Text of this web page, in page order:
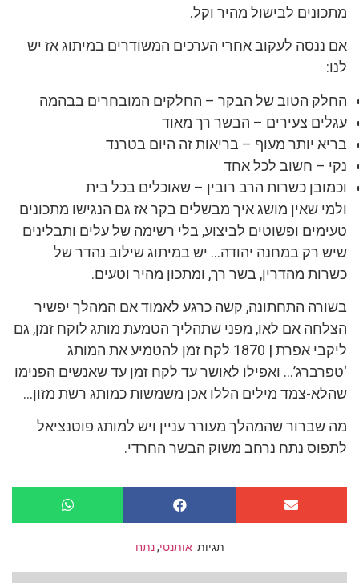
מתכונים לבישול מהיר וקל.
אם ננסה לעקוב אחרי הערכים המשודרים במיתוג אז יש
לנו:
החלק הטוב של הבקר – החלקים המובחרים בבהמה
עגלים צעירים – הבשר רך מאוד
בריא יותר מעוף – בריאות זה היום בטרנד
נקי – חשוב לכל אחד
וכמובן כשרות הרב רובין – שאוכלים בכל בית
ולמי שאין מושג איך מבשלים בקר אז גם הנגישו מתכונים
טעימים ופשוטים לביצוע, בלי רשימה של עלים ותבלינים
שיש רק במחנה יהודה… יש במיתוג שילוב נהדר של
כשרות מהדרין, בשר רך, ומתכון מהיר וטעים.
בשורה התחתונה, קשה כרגע לאמוד אם המהלך יפשיר
הצלחה אם לאו, מפני שתהליך הטמעת מותג לוקח זמן, גם
ליקבי אפרת | 1870 לקח זמן להטמיע את המותג
‘טפרברג’… ואפילו לאושר עד לקח זמן עד שאנשים הפנימו
שהלא-צמד מילים הללו אכן משמשות כמותג רשת מזון…
מה שברור שהמהלך מעורר עניין ויש למותג פוטנציאל
לתפוס נתח נרחב משוק הבשר החרדי.
תגיות: אותנטי,נתח